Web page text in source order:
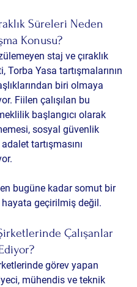
Süreleri Neden
Konusu?
staj ve çıraklık
Torba Yasa tartışmalarının
biri olmaya
Fiilen çalışılan bu
başlangıcı olarak
sosyal güvenlik
tartışmasını
bugüne kadar somut bir
geçirilmiş değil.
Çalışanlar
görev yapan
mühendis ve teknik